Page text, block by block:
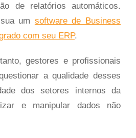
de relatórios automáticos.
um software de Business
com seu ERP.
gestores e profissionais
a qualidade desses
dos setores internos da
e manipular dados não